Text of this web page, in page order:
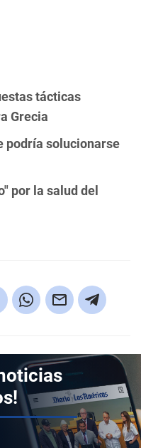
tácticas
Grecia
podría solucionarse
por la salud del